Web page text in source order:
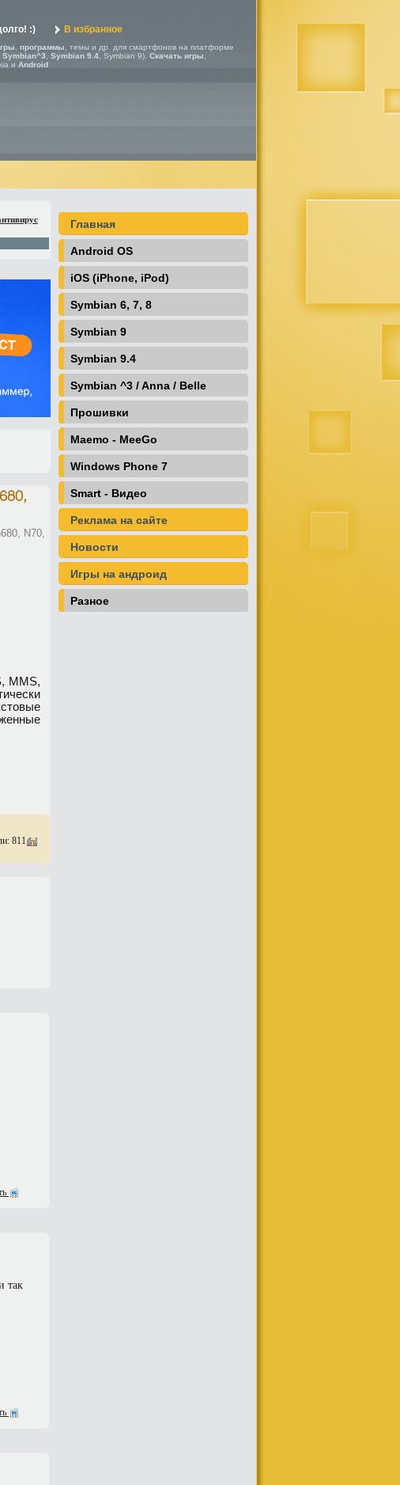
:) В избранное
программы , темы и др. для смартфонов на платформе
Symbian^3 Symbian 9.4 , Symbian 9). Скачать игры
и Android
N70,
MMS,
811
так
Главная
Android OS
iOS (iPhone, iPod)
Symbian 6, 7, 8
Symbian 9
Symbian 9.4
Symbian ^3 / Anna / Belle
Прошивки
Maemo - MeeGo
Windows Phone 7
Smart - Видео
Реклама на сайте
Новости
Игры на андроид
Разное